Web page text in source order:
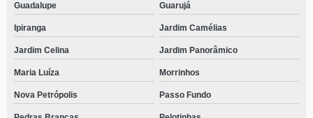
Guadalupe Guarujá
Ipiranga Jardim Camélias
Jardim Celina Jardim Panorâmico
Maria Luíza Morrinhos
Nova Petrópolis Passo Fundo